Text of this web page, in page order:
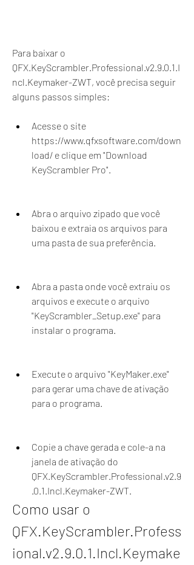
Para baixar o
QFX.KeyScrambler.Professional.v2.9.0.1.I
ncl.Keymaker-ZWT, você precisa seguir
alguns passos simples:
Acesse o site
https://www.qfxsoftware.com/down
load/ e clique em "Download
KeyScrambler Pro".
Abra o arquivo zipado que você
baixou e extraia os arquivos para
uma pasta de sua preferência.
Abra a pasta onde você extraiu os
arquivos e execute o arquivo
"KeyScrambler_Setup.exe" para
instalar o programa.
Execute o arquivo "KeyMaker.exe"
para gerar uma chave de ativação
para o programa.
Copie a chave gerada e cole-a na
janela de ativação do
QFX.KeyScrambler.Professional.v2.9
.0.1.Incl.Keymaker-ZWT.
Como usar o
QFX.KeyScrambler.Profess
ional.v2.9.0.1.Incl.Keymake